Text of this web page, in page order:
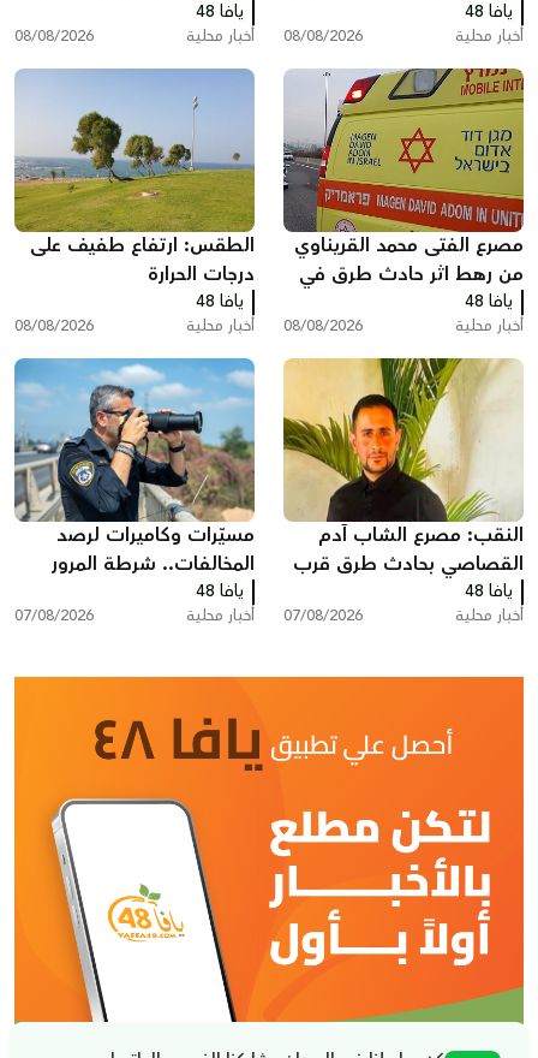
تل أبيب
يافا 48
أخبار محلية 08/08/2026
منذ مطلع العام
يافا 48
أخبار محلية 08/08/2026
مصرع الفتى محمد القريناوي
من رهط اثر حادث طرق في
عرعرة النقب
يافا 48
أخبار محلية 08/08/2026
الطقس: ارتفاع طفيف على
درجات الحرارة
يافا 48
أخبار محلية 08/08/2026
النقب: مصرع الشاب آدم
القصاصي بحادث طرق قرب
حورة
يافا 48
أخبار محلية 07/08/2026
مسيّرات وكاميرات لرصد
المخالفات.. شرطة المرور
تكثف حملاتها على الطرق
يافا 48
أخبار محلية 07/08/2026